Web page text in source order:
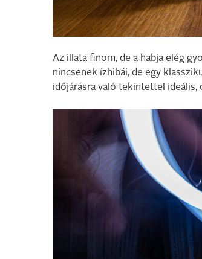
Az illata finom, de a habja elég
nincsenek ízhibái, de egy
időjárásra való tekintettel ideális,